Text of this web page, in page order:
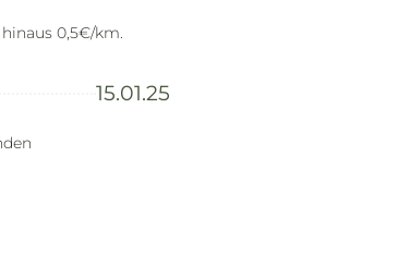
0,5€/km.
15.01.25